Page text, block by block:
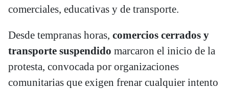
comerciales, educativas y de transporte.
Desde tempranas horas, comercios cerrados y
transporte suspendido marcaron el inicio de la
protesta, convocada por organizaciones
comunitarias que exigen frenar cualquier intento